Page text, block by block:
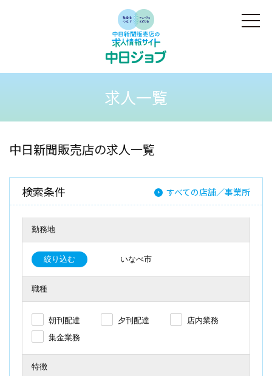
求人一覧
中日新聞販売店の求人一覧
検索条件 すべての店舗／事業所
勤務地
絞り込む いなべ市
職種
朝刊配達 夕刊配達
店内業務
集金業務
特徴